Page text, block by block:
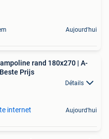
Aujourd'hui
rand 180x270 | A-
Prijs
Détails
internet Aujourd'hui